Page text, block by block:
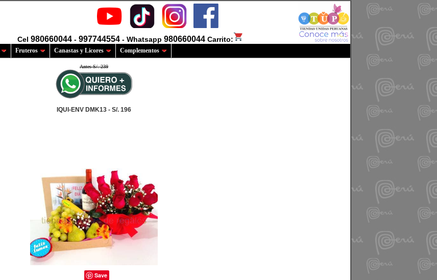
Cel 980660044 - 997744554 - Whatsapp 980660044 Carrito:
Fruteros Canastas y Licores Complementos
Antes S/. 239
IQUI-ENV DMK13 - S/. 196
Save